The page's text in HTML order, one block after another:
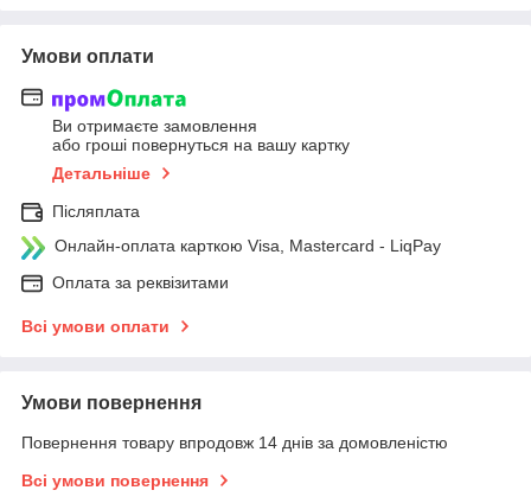
Умови оплати
Ви отримаєте замовлення
або гроші повернуться на вашу картку
Детальніше
Післяплата
Онлайн-оплата карткою Visa, Mastercard - LiqPay
Оплата за реквізитами
Всі умови оплати
Умови повернення
Повернення товару впродовж 14 днів за домовленістю
Всі умови повернення